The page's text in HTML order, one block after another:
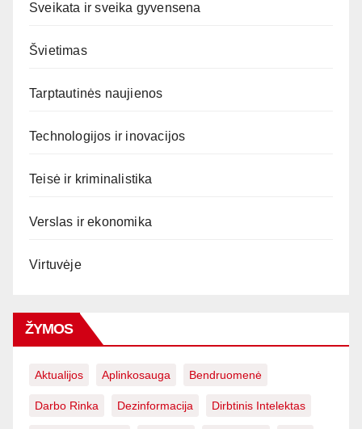
Sveikata ir sveika gyvensena
Švietimas
Tarptautinės naujienos
Technologijos ir inovacijos
Teisė ir kriminalistika
Verslas ir ekonomika
Virtuvėje
ŽYMOS
Aktualijos Aplinkosauga Bendruomenė
Darbo Rinka Dezinformacija Dirbtinis Intelektas